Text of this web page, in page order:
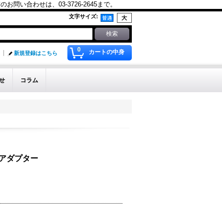
問い合わせは、03-3726-2645まで。
文字サイズ:
0 カートの中身
新規登録はこちら
コラム
ダプター